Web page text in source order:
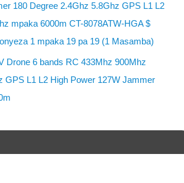
180 Degree 2.4Ghz 5.8Ghz GPS L1 L2
mpaka 6000m CT-8078ATW-HGA $
1 mpaka 19 pa 19 (1 Masamba)
Drone 6 bands RC 433Mhz 900Mhz
GPS L1 L2 High Power 127W Jammer